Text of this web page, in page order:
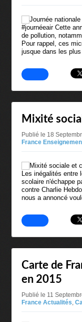
#journéeair Cette
de pollution,
Pour rappel, ces
jusque dans les
Mixité
Publié le 18
France
Les inégalités entre
scolaire n'échappe
contre Charlie
nous a annoncé
Carte de
en 2015
Publié le 11
France Actualités,